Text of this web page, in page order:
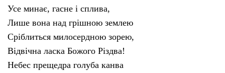
Усе минає, гасне і сплива,
Лише вона над грішною землею
Сріблиться милосердною зорею,
Відвічна ласка Божого Різдва!
Небес прещедра голуба канва